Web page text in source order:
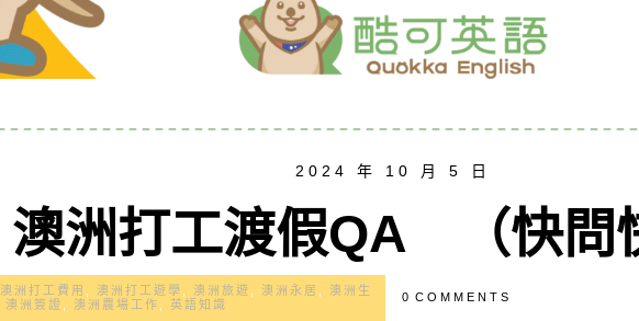
2024 年 10 月 5 日
澳洲打工渡假QA （快問
澳洲打工費用 澳洲打工遊學 澳洲旅遊 澳洲永居
澳洲生
澳洲簽證 澳洲農場工作 英語知識
0 COMMENTS